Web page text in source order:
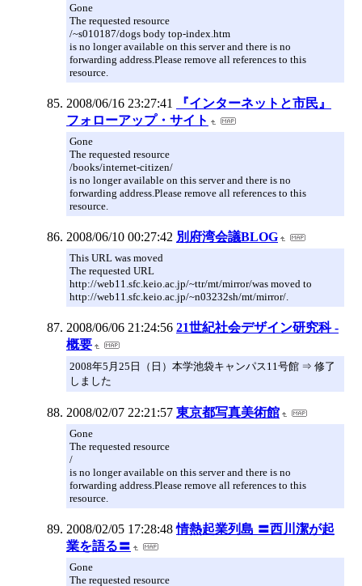
Gone
The requested resource
/~s010187/dogs body top-index.htm
is no longer available on this server and there is no
forwarding address.Please remove all references to this
resource.
2008/06/16 23:27:41
『インターネットと市民』
フォローアップ・サイト
Gone
The requested resource
/books/internet-citizen/
is no longer available on this server and there is no
forwarding address.Please remove all references to this
resource.
2008/06/10 00:27:42 別府湾会議BLOG
This URL was moved
The requested URL
http://web11.sfc.keio.ac.jp/~ttr/mt/mirror/was moved to
http://web11.sfc.keio.ac.jp/~n03232sh/mt/mirror/.
2008/06/06 21:24:56 21世紀社会デザイン研究科 -
概要
2008年5月25日（日）本学池袋キャンパス11号館 ⇒ 修了
しました
2008/02/07 22:21:57 東京都写真美術館
Gone
The requested resource
/
is no longer available on this server and there is no
forwarding address.Please remove all references to this
resource.
2008/02/05 17:28:48 情熱起業列島 〓西川潔が起
業を語る〓
Gone
The requested resource